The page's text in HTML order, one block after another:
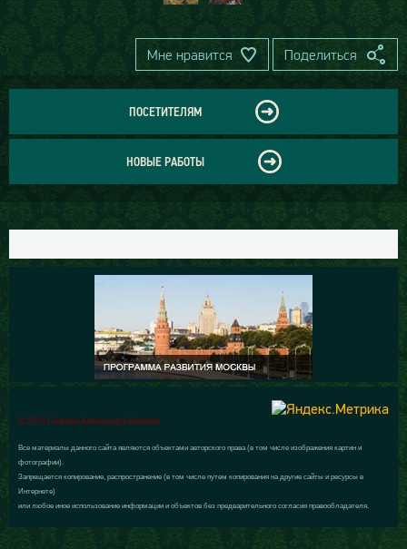
Мне нравится Поделиться
ПОСЕТИТЕЛЯМ
НОВЫЕ РАБОТЫ
© 2015 Галерея Александра Шилова
Все материалы данного сайта являются объектами авторского права (в том числе изображения картин и
фотографии).
Запрещается копирование, распространение (в том числе путем копирования на другие сайты и ресурсы в
Интернете)
или любое иное использование информации и объектов без предварительного согласия правообладателя.